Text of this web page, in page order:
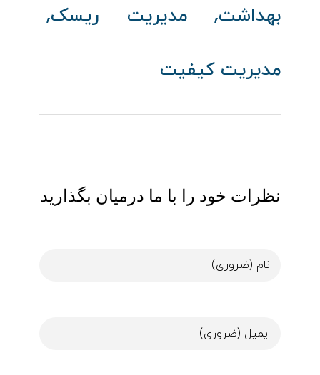
بهداشت,مدیریت ریسک,
مدیریت کیفیت
نظرات خود را با ما درمیان بگذارید